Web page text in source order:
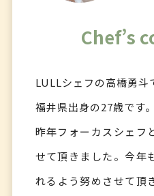
Chef’s
LULLシェフの高橋勇斗
福井県出身の27歳です。
昨年フォーカスシェフ
せて頂きました。今年
れるよう努めさせて頂